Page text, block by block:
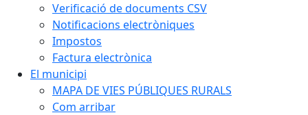
Verificació de documents CSV
Notificacions electròniques
Impostos
Factura electrònica
El municipi
MAPA DE VIES PÚBLIQUES RURALS
Com arribar